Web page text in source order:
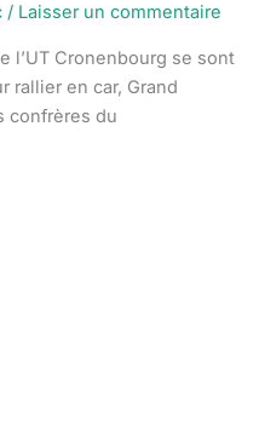
/ Laisser un commentaire
l’UT Cronenbourg se sont
rallier en car, Grand
confrères du